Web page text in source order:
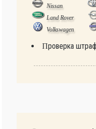
Nissan
Land Rover
Volkswagen
Проверка